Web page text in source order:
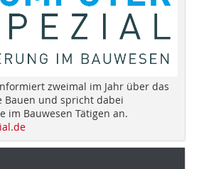
zweimal im Jahr über das
und spricht dabei
im Bauwesen Tätigen an.